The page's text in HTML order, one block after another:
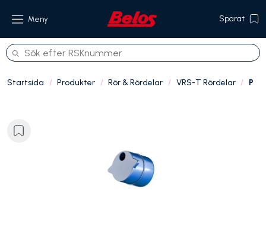
Meny Sparat
Om oss
Startsida Produkter Rör & Rördelar VRS-T Rördelar P